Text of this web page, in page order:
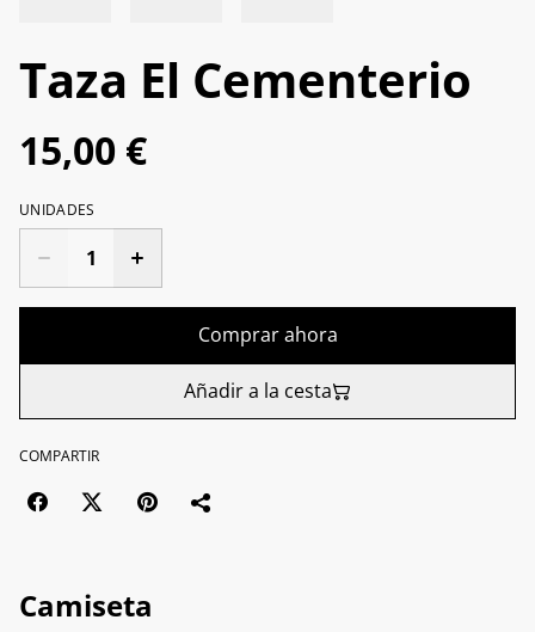
Taza El Cementerio
15,00 €
UNIDADES
Comprar ahora
Añadir a la cesta
COMPARTIR
Camiseta